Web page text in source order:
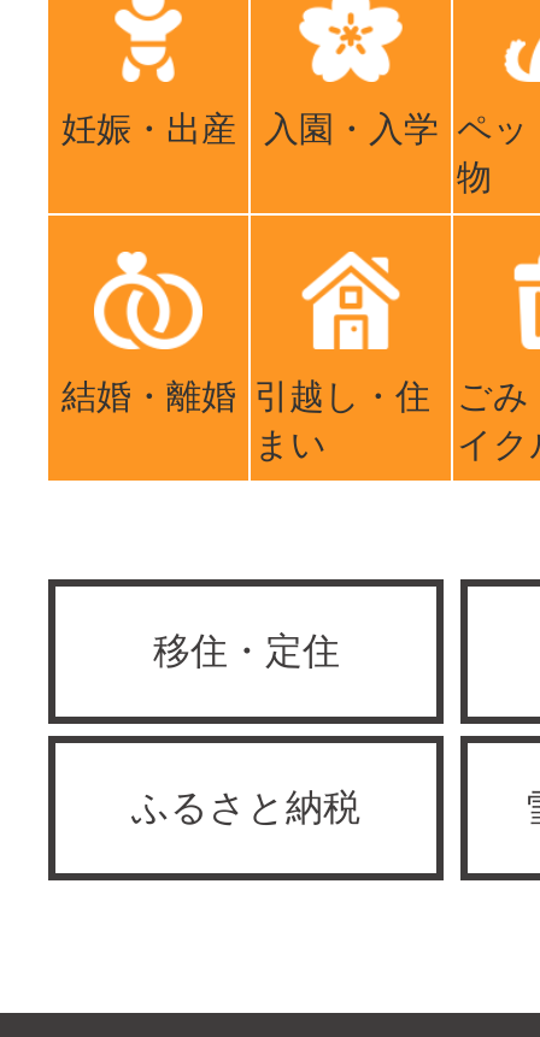
妊娠・出産 入園・入学 ペッ
物
結婚・離婚 引越し・住
まい
ごみ
イク
移住・定住
ふるさと納税